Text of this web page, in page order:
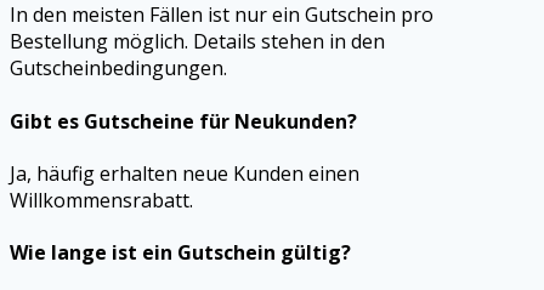
In den meisten Fällen ist nur ein Gutschein pro
Bestellung möglich. Details stehen in den
Gutscheinbedingungen.
Gibt es Gutscheine für Neukunden?
Ja, häufig erhalten neue Kunden einen
Willkommensrabatt.
Wie lange ist ein Gutschein gültig?